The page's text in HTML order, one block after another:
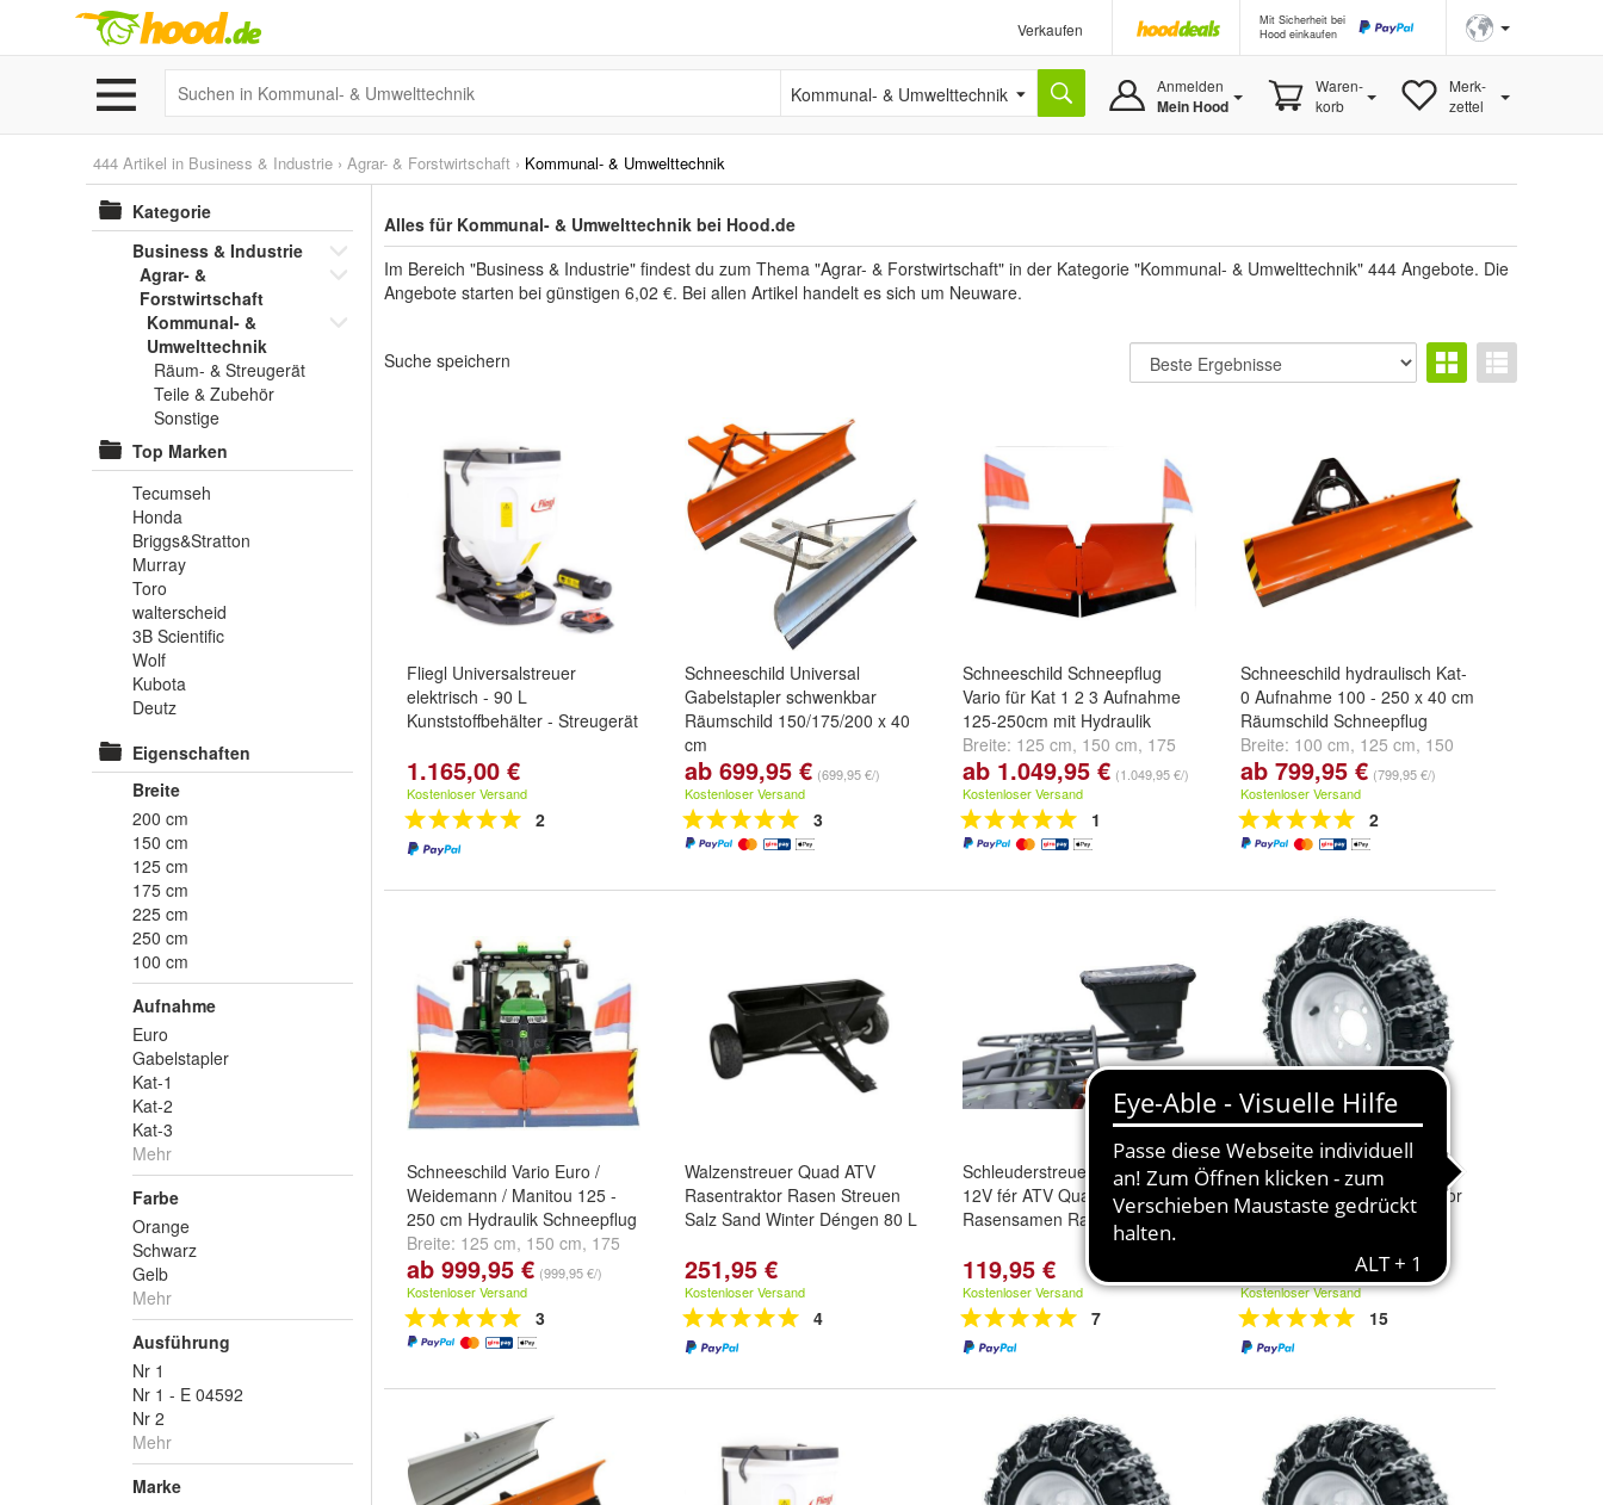
Verkaufen
Mit Sicherheit bei
Hood einkaufen
Kommunal- & Umwelttechnik Anmelden
Mein Hood
Waren-
korb
Merk-
zettel
444 Artikel in Business & Industrie › Agrar- & Forstwirtschaft › Kommunal- & Umwelttechnik
Kategorie
Business & Industrie
Agrar- &
Forstwirtschaft
Kommunal- &
Umwelttechnik
Räum- & Streugerät
Teile & Zubehör
Sonstige
Top Marken
Tecumseh
Honda
Briggs&Stratton
Murray
Toro
walterscheid
3B Scientific
Wolf
Kubota
Deutz
Eigenschaften
Breite
200 cm
150 cm
125 cm
175 cm
225 cm
250 cm
100 cm
Aufnahme
Euro
Gabelstapler
Kat-1
Kat-2
Kat-3
Mehr
Farbe
Orange
Schwarz
Gelb
Mehr
Ausführung
Nr 1
Nr 1 - E 04592
Nr 2
Mehr
Marke
Alles für Kommunal- & Umwelttechnik bei Hood.de
Im Bereich "Business & Industrie" findest du zum Thema "Agrar- & Forstwirtschaft" in der Kategorie "Kommunal- & Umwelttechnik" 444 Angebote. Die
Angebote starten bei günstigen 6,02 €. Bei allen Artikel handelt es sich um Neuware.
Suche speichern
Fliegl Universalstreuer
elektrisch - 90 L
Kunststoffbehälter - Streugerät
1.165,00 €
Kostenloser Versand
2
Schneeschild Universal
Gabelstapler schwenkbar
Räumschild 150/175/200 x 40
cm
Breite:150 cm ,200 cmund
175 cm
ab 699,95 € (699,95 €/)
Kostenloser Versand
3
Schneeschild Schneepflug
Vario für Kat 1 2 3 Aufnahme
125-250cm mit Hydraulik
Breite: 125 cm, 150 cm, 175
cmundweitere ...
ab 1.049,95 € (1.049,95 €/)
Kostenloser Versand
1
Schneeschild hydraulisch Kat-
0 Aufnahme 100 - 250 x 40 cm
Räumschild Schneepflug
Breite: 100 cm, 125 cm, 150
cmundweitere ...
ab 799,95 € (799,95 €/)
Kostenloser Versand
2
Schneeschild Vario Euro /
Weidemann / Manitou 125 -
250 cm Hydraulik Schneepflug
Breite: 125 cm, 150 cm, 175
cmundweitere ...
ab 999,95 € (999,95 €/)
Kostenloser Versand
3
Walzenstreuer Quad ATV
Rasentraktor Rasen Streuen
Salz Sand Winter Déngen 80 L
251,95 €
Kostenloser Versand
4
Schleuderstreuer elektrisch
12V fér ATV Quad Streusalz
Rasensamen Rasendénger
119,95 €
Kostenloser Versand
7
Satz Schneeketten
Schneekette für Rasentraktor
Aufsitzmäher 23x8.50-12
Kostenloser Versand
15